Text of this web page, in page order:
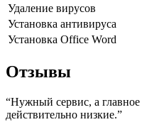
Удаление вирусов
Установка антивируса
Установка Office Word
Отзывы
“Нужный сервис, а
действительно низкие.”